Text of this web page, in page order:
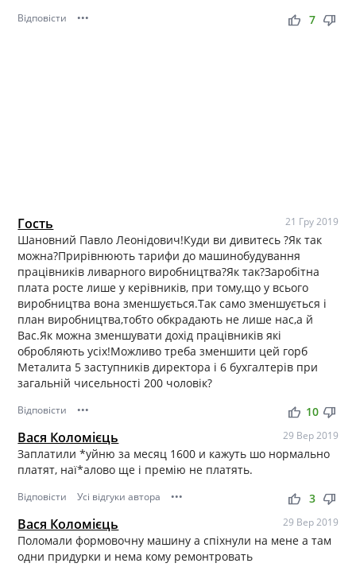
Відповісти ••• thumb_up thumb_down
7
Гость 21 Гру 2019
Шановний Павло Леонідович!Куди ви дивитесь ?Як так
можна?Прирівнюють тарифи до машинобудування
працівників ливарного виробництва?Як так?Заробітна
плата росте лише у керівників, при тому,що у всього
виробництва вона зменшується.Так само зменшується і
план виробництва,тобто обкрадають не лише нас,а й
Вас.Як можна зменшувати дохід працівників які
обробляють усіх!Можливо треба зменшити цей горб
Металита 5 заступників директора і 6 бухгалтерів при
загальній чисельності 200 чоловік?
Відповісти ••• thumb_up thumb_down
10
Вася Коломієць 29 Вер 2019
Заплатили *уйню за месяц 1600 и кажуть шо нормально
платят, наї*алово ще і премію не платять.
Відповісти Усі відгуки автора ••• thumb_up thumb_down
3
Вася Коломієць 29 Вер 2019
Поломали формовочну машину а спіхнули на мене а там
одни придурки и нема кому ремонтровать